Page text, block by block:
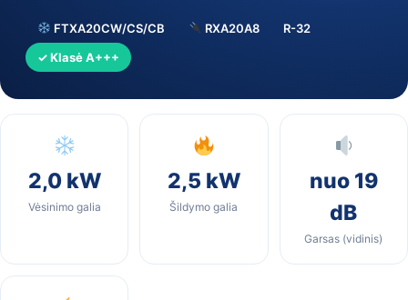
FTXA20CW/CS/CB RXA20A8
R-32
✓ Klasė A+++
2,0 kW
Vėsinimo galia
2,5 kW
Šildymo galia
nuo 19
dB
Garsas (vidinis)